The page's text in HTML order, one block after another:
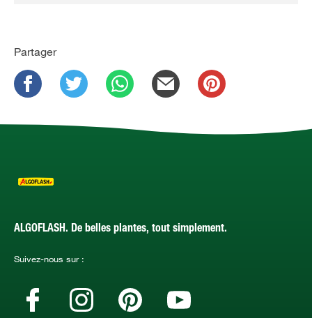
Partager
ALGOFLASH. De belles plantes, tout simplement.
Suivez-nous sur :